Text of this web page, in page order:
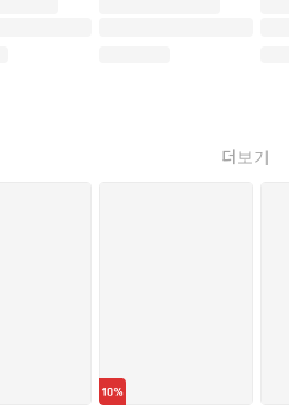
더보기